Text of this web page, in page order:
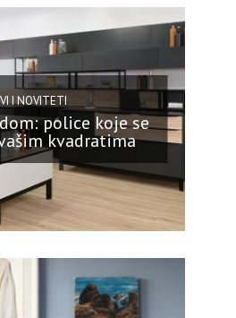
I NOVITETI
police koje se
kvadratima